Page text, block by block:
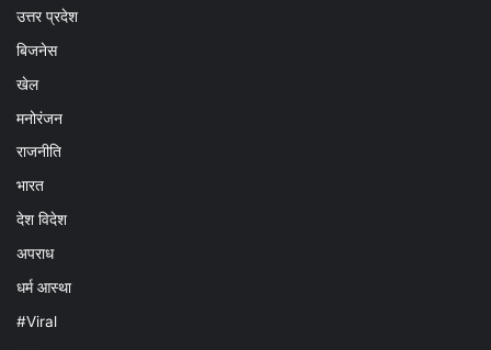
उत्तर प्रदेश
बिजनेस
खेल
मनोरंजन
राजनीति
भारत
देश विदेश
अपराध
धर्म आस्था
#Viral